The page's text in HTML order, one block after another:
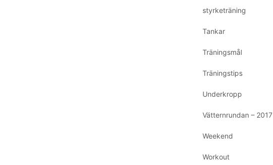
styrketräning
Tankar
Träningsmål
Träningstips
Underkropp
Vätternrundan – 2017
Weekend
Workout